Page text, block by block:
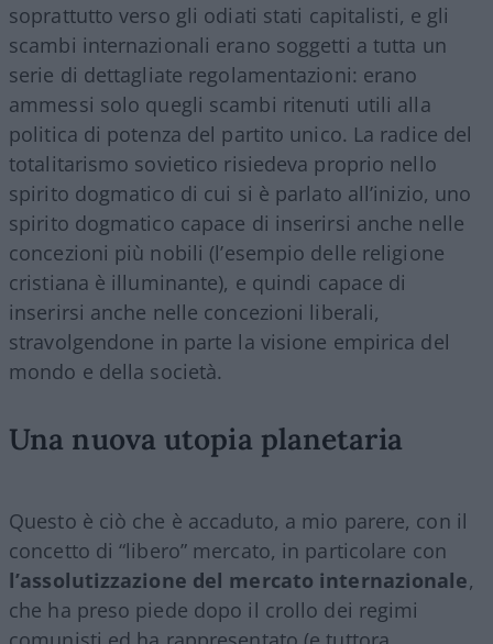
soprattutto verso gli odiati stati capitalisti, e gli
scambi internazionali erano soggetti a tutta un
serie di dettagliate regolamentazioni: erano
ammessi solo quegli scambi ritenuti utili alla
politica di potenza del partito unico. La radice del
totalitarismo sovietico risiedeva proprio nello
spirito dogmatico di cui si è parlato all’inizio, uno
spirito dogmatico capace di inserirsi anche nelle
concezioni più nobili (l’esempio delle religione
cristiana è illuminante), e quindi capace di
inserirsi anche nelle concezioni liberali,
stravolgendone in parte la visione empirica del
mondo e della società.
Una nuova utopia planetaria
Questo è ciò che è accaduto, a mio parere, con il
concetto di “libero” mercato, in particolare con
l’assolutizzazione del mercato internazionale,
che ha preso piede dopo il crollo dei regimi